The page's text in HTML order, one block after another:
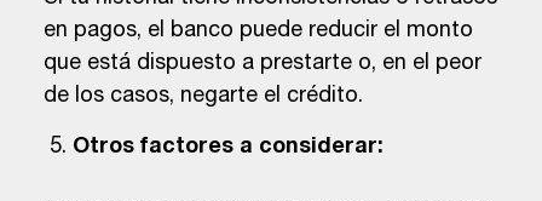
en pagos, el banco puede reducir el monto
que está dispuesto a prestarte o, en el peor
de los casos, negarte el crédito.
Otros factores a considerar: